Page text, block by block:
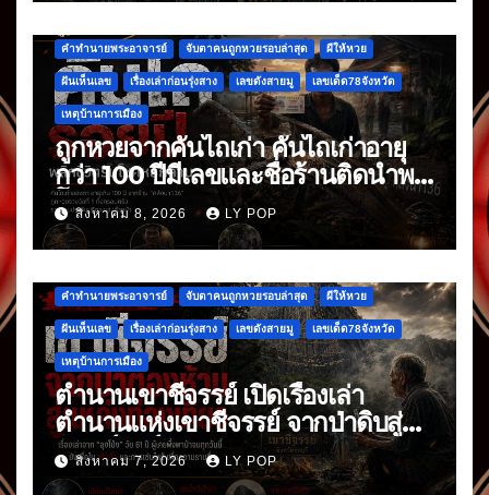
คำทำนายพระอาจารย์ จับตาคนถูกหวยรอบล่าสุด ผีให้หวย
ฝันเห็นเลข เรื่องเล่าก่อนรุ่งสาง เลขดังสายมู เลขเด็ด78จังหวัด
เหตุบ้านการเมือง
ถูกหวยจากคันไถเก่า คันไถเก่าอายุ
กว่า 100 ปีมีเลขและชื่อร้านติดนำพา
โชคสิงหาคม 8, 2026 LY POP
คำทำนายพระอาจารย์ จับตาคนถูกหวยรอบล่าสุด ผีให้หวย
ฝันเห็นเลข เรื่องเล่าก่อนรุ่งสาง เลขดังสายมู เลขเด็ด78จังหวัด
เหตุบ้านการเมือง
ตำนานเขาชีจรรย์ เปิดเรื่องเล่า
ตำนานแห่งเขาชีจรรย์ จากป่าดิบสู่
แลนด์มาร์กดัง
สิงหาคม 7, 2026 LY POP